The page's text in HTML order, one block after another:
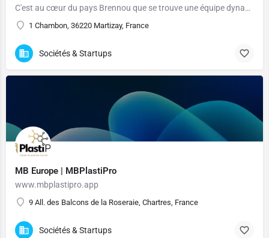
C'est au cœur du pays Brennou que se trouve une équipe dynamique de 60 outilleurs spécialistes des métiers de la forge et de la fonderie.
1 Chambon, 36220 Martizay, France
Sociétés & Startups
MB Europe | MBPlastiPro
www.mbplastipro.app
9 All. des Balcons de la Roseraie, Chartres, France
Sociétés & Startups